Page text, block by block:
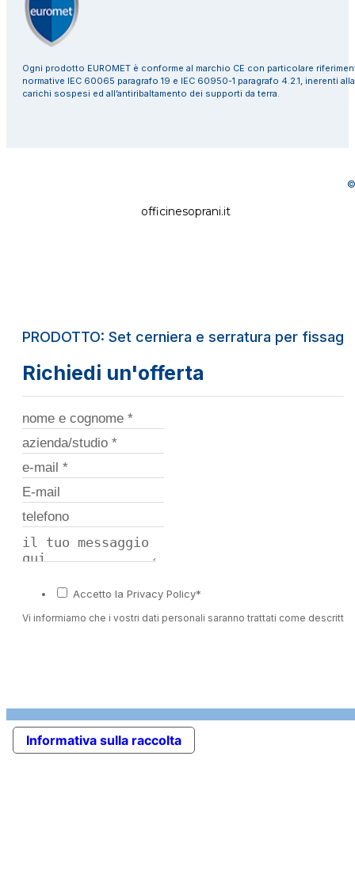
Ogni prodotto EUROMET è conforme al marchio CE con particolare
normative IEC 60065 paragrafo 19 e IEC 60950-1 paragrafo 4.2.1, inerenti
carichi sospesi ed all’antiribaltamento dei supporti da terra.
©
officinesoprani.it
PRODOTTO: Set cerniera e serratura per
Richiedi un'offerta
Accetto la Privacy Policy*
Vi informiamo che i vostri dati personali saranno trattati come descritto
Informativa sulla raccolta